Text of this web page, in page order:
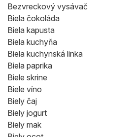
Bezvreckový vysávač
Biela čokoláda
Biela kapusta
Biela kuchyňa
Biela kuchynská linka
Biela paprika
Biele skrine
Biele víno
Biely čaj
Biely jogurt
Biely mak